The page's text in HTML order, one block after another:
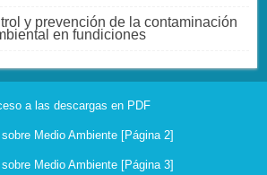
y prevención de la contaminación
en fundiciones
a las descargas en PDF
Medio Ambiente [Página 2]
Medio Ambiente [Página 3]